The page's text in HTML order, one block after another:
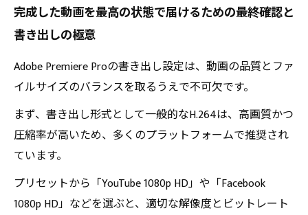
完成した動画を最高の状態で届けるための最終確認と
書き出しの極意
Adobe Premiere Proの書き出し設定は、動画の品質とファ
イルサイズのバランスを取るうえで不可欠です。
まず、書き出し形式として一般的なH.264は、高画質かつ
圧縮率が高いため、多くのプラットフォームで推奨され
ています。
プリセットから「YouTube 1080p HD」や「Facebook
1080p HD」などを選ぶと、適切な解像度とビットレート